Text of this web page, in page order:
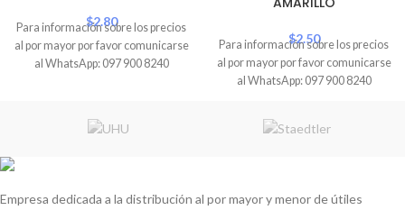
$2.80
Para información sobre los precios
al por mayor por favor comunicarse
al WhatsApp: 097 900 8240
$2.50
Para información sobre los precios
al por mayor por favor comunicarse
al WhatsApp: 097 900 8240
Empresa dedicada a la distribución al por mayor y menor de útiles